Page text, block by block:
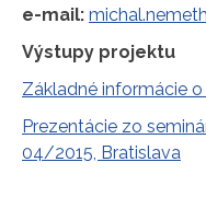
e-mail:
Výstupy projektu
Základné informácie
Prezentácie zo
04/2015, Bratislava